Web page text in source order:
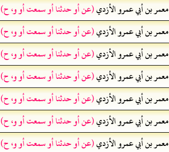
معمر بن أبي عمرو الأزدي(عن أو حدثنا أو سمعت أو و، ح)
معمر بن أبي عمرو الأزدي(عن أو حدثنا أو سمعت أو و، ح)
معمر بن أبي عمرو الأزدي(عن أو حدثنا أو سمعت أو و، ح)
معمر بن أبي عمرو الأزدي(عن أو حدثنا أو سمعت أو و، ح)
معمر بن أبي عمرو الأزدي(عن أو حدثنا أو سمعت أو و، ح)
معمر بن أبي عمرو الأزدي(عن أو حدثنا أو سمعت أو و، ح)
معمر بن أبي عمرو الأزدي(عن أو حدثنا أو سمعت أو و، ح)